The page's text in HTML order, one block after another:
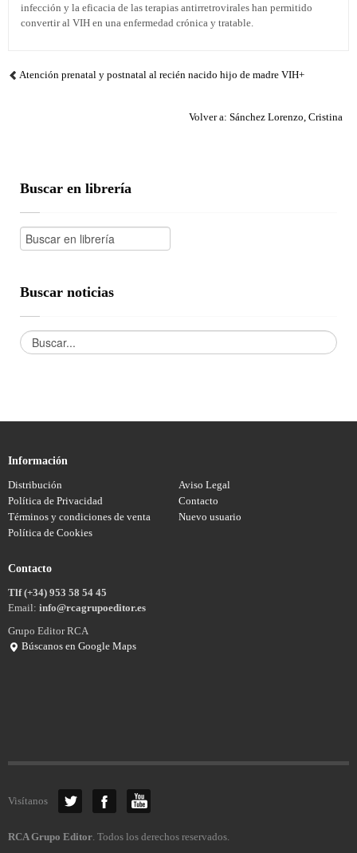
infección y la eficacia de las terapias antirretrovirales han permitido
convertir al VIH en una enfermedad crónica y tratable.
Atención prenatal y postnatal al recién nacido hijo de madre VIH+
Volver a: Sánchez Lorenzo, Cristina
Buscar en librería
Buscar noticias
Información
Distribución
Aviso Legal
Política de Privacidad
Contacto
Términos y condiciones de venta
Nuevo usuario
Política de Cookies
Contacto
Tlf (+34) 953 58 54 45
Email: info@rcagrupoeditor.es
Grupo Editor RCA
Búscanos en Google Maps
Visítanos
RCA Grupo Editor. Todos los derechos reservados.